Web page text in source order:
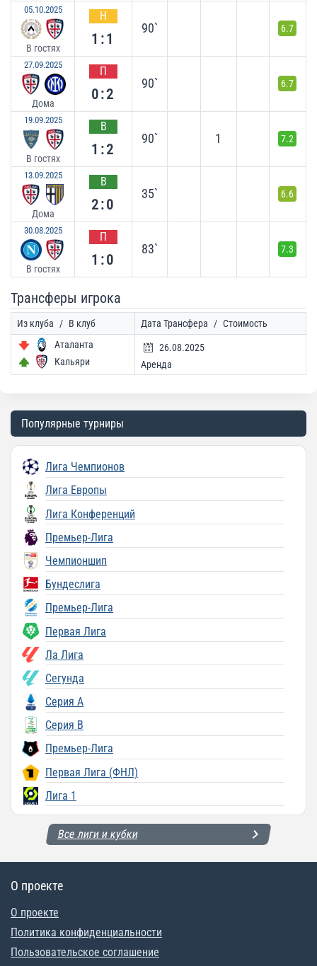
05.10.2025
В гостях
Н
1:1
90` 6.7
27.09.2025
Дома
П
0:2
90` 6.7
19.09.2025
В гостях
В
1:2
90` 1 7.2
13.09.2025
Дома
В
2:0
35` 6.6
30.08.2025
В гостях
П
1:0
83` 7.3
Трансферы игрока
Из клуба / В клуб Дата Трансфера / Стоимость
Аталанта
Кальяри
26.08.2025
Аренда
Популярные турниры
Лига Чемпионов
Лига Европы
Лига Конференций
Премьер-Лига
Чемпионшип
Бундеслига
Премьер-Лига
Первая Лига
Ла Лига
Сегунда
Серия A
Серия B
Премьер-Лига
Первая Лига (ФНЛ)
Лига 1
Все лиги и кубки
О проекте
О проекте
Политика конфиденциальности
Пользовательское соглашение